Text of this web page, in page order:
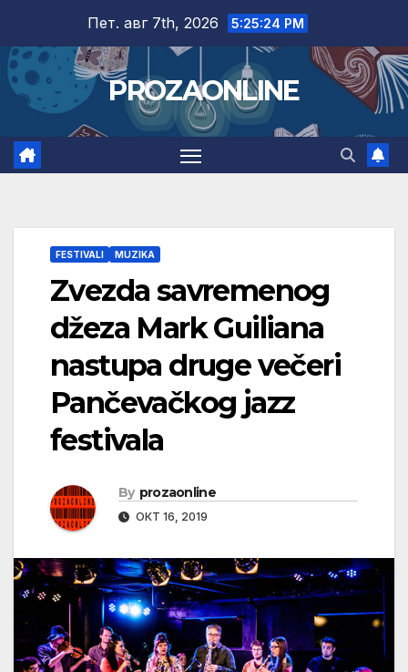
content
Пет. авг 7th, 2026 5:25:25 PM
PROZAONLINE
FESTIVALI MUZIKA
Zvezda savremenog
džeza Mark Guiliana
nastupa druge večeri
Pančevačkog jazz
festivala
By prozaonline
ОКТ 16, 2019